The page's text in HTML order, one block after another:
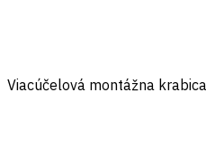
Viacúčelová montážna